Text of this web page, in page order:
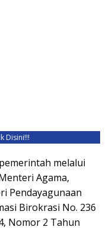
Disini!!!
melalui
Agama,
Pendayagunaan
Birokrasi No. 236
Nomor 2 Tahun